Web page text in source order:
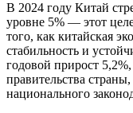
В 2024 году Китай
уровне 5% — этот
того, как китайская
стабильность и
годовой прирост
правительства
национального